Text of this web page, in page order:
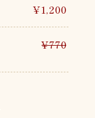
¥1,200
¥770